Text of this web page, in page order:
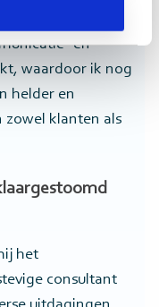
meer onder de
en
waardoor ik nog
helder en
zowel klanten als
het
consultant